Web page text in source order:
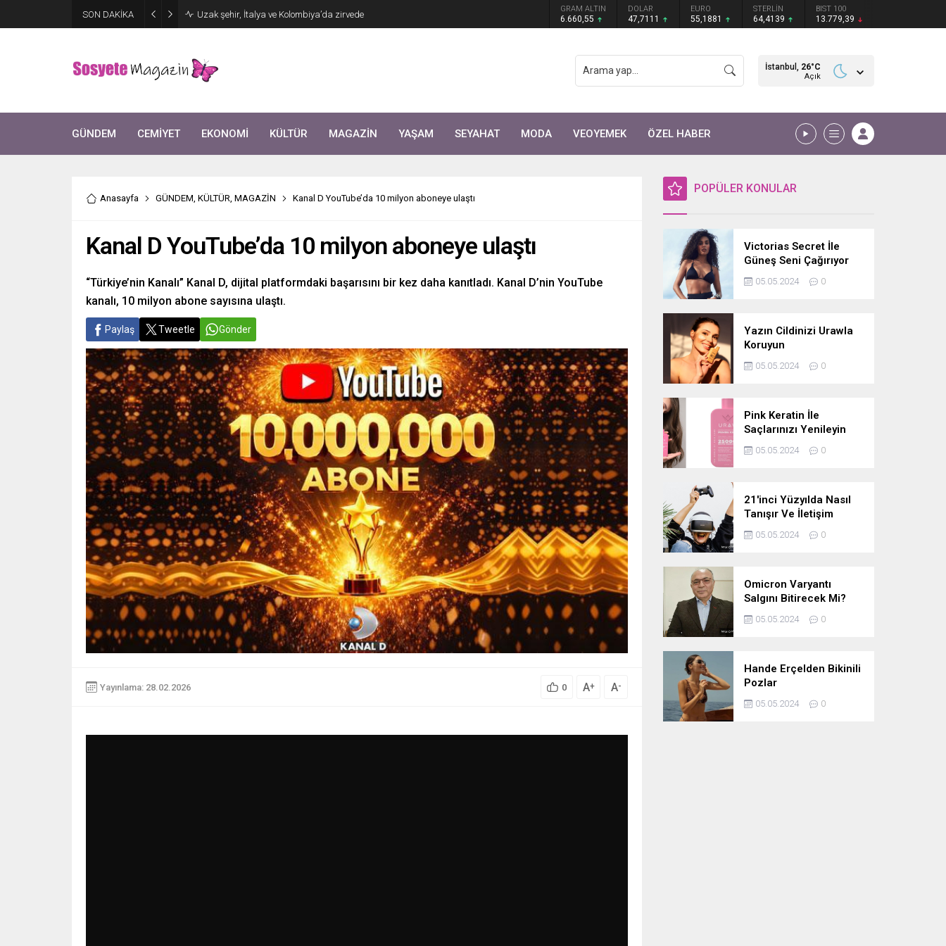
SON DAKİKA
Aşkları sette başladı! Serra Arıtürk’ten sevgilisi Aytaç Şaşmaz’a romantik
kutlama
GRAM ALTIN
6.660,55
DOLAR
47,7111
EURO
55,1881
STERLİN
64,4139
BIST 100
13.779,39
İstanbul, 26°C
Açık
GÜNDEM CEMİYET EKONOMİ KÜLTÜR MAGAZİN YAŞAM SEYAHAT MODA VEOYEMEK ÖZEL HABER
Anasayfa GÜNDEM, KÜLTÜR, MAGAZİN Kanal D YouTube’da 10 milyon aboneye ulaştı
Kanal D YouTube’da 10 milyon aboneye ulaştı
“Türkiye’nin Kanalı” Kanal D, dijital platformdaki başarısını bir kez daha kanıtladı. Kanal D’nin YouTube
kanalı, 10 milyon abone sayısına ulaştı.
Paylaş Tweetle Gönder
Yayınlama: 28.02.2026 0 A+ A-
POPÜLER KONULAR
Victorias Secret İle
Güneş Seni Çağırıyor
05.05.2024 0
Yazın Cildinizi Urawla
Koruyun
05.05.2024 0
Pink Keratin İle
Saçlarınızı Yenileyin
05.05.2024 0
21'inci Yüzyılda Nasıl
Tanışır Ve İletişim
Kurarız Ve Metaverse
Bunu Yakın Zamanda
05.05.2024 0
Omicron Varyantı
Salgını Bitirecek Mi?
05.05.2024 0
Hande Erçelden Bikinili
Pozlar
05.05.2024 0